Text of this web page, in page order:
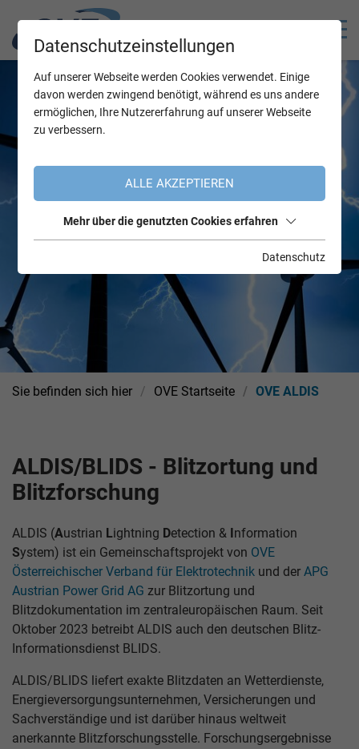
Sie befinden sich hier OVE Startseite OVE ALDIS
ALDIS/BLIDS - Blitzortung und
Blitzforschung
ALDIS (Austrian Lightning Detection & nformation
System) ist ein Gemeinschaftsprojekt von OVE
Österreichischer Verband für Elektrotechnik und der APG
Austrian Power Grid AG zur Blitzortung und
Blitzdokumentation im zentraleuropäischen Raum. Seit
Oktober 2023 betreibt ALDIS auch den deutschen Blitz-
Informationsdienst BLIDS.
ALDIS/BLIDS liefert exakte Blitzdaten an Wetterdienste,
Energieversorgungsunternehmen, Versicherungen und
Sachverständige und ist darüber hinaus weltweit
anerkannte Blitzforschungsstelle. Forschungsergebnisse
Datenschutzeinstellungen
Auf unserer Webseite werden Cookies verwendet. Einige
davon werden zwingend benötigt, während es uns andere
ermöglichen, Ihre Nutzererfahrung auf unserer Webseite
zu verbessern.
ALLE AKZEPTIEREN
Mehr über die genutzten Cookies erfahren
Datenschutz